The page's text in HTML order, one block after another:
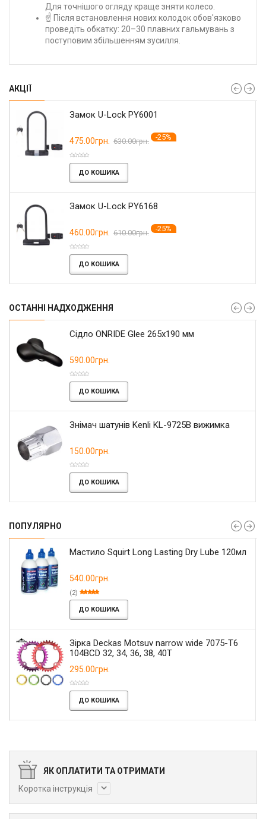
Для точнішого огляду краще зняти колесо.
☝️ Після встановлення нових колодок обов'язково
проведіть обкатку: 20–30 плавних гальмувань з
поступовим збільшенням зусилля.
АКЦІЇ
Замок U-Lock PY6001
475.00грн. 630.00грн. -25%
ДО КОШИКА
Замок U-Lock PY6168
460.00грн. 610.00грн. -25%
ДО КОШИКА
ОСТАННІ НАДХОДЖЕННЯ
Сідло ONRIDE Glee 265x190 мм
590.00грн.
ДО КОШИКА
Знімач шатунів Kenli KL-9725B вижимка
150.00грн.
ДО КОШИКА
ПОПУЛЯРНО
Мастило Squirt Long Lasting Dry Lube 120мл
540.00грн.
(2)
ДО КОШИКА
Зірка Deckas Motsuv narrow wide 7075-T6
104BCD 32, 34, 36, 38, 40T
295.00грн.
ДО КОШИКА
ЯК ОПЛАТИТИ ТА ОТРИМАТИ
Коротка інструкція